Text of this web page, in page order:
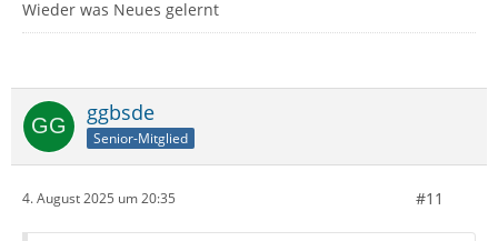
Wieder was Neues gelernt
ggbsde
Senior-Mitglied
4. August 2025 um 20:35 #11